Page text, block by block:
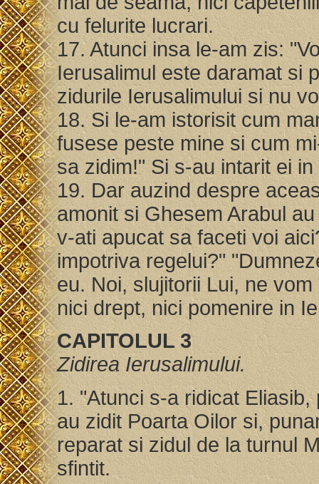
cu felurite lucrari.
17. Atunci insa le-am zis:
Ierusalimul este daramat si
zidurile Ierusalimului si nu
18. Si le-am istorisit cum
fusese peste mine si cum
sa zidim!" Si s-au intarit ei
19. Dar auzind despre
amonit si Ghesem Arabul
v-ati apucat sa faceti voi
impotriva regelui?"
eu. Noi, slujitorii Lui, ne
nici drept, nici pomenire in
CAPITOLUL 3
Zidirea Ierusalimului.
1. "Atunci s-a ridicat
au zidit Poarta Oilor si,
reparat si zidul de la turnul
sfintit.